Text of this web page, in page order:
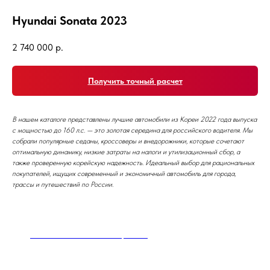
Hyundai Sonata 2023
2 740 000 р.
Получить точный расчет
В нашем каталоге представлены лучшие автомобили из Кореи 2022 года выпуска
с мощностью до 160 л.с. — это золотая середина для российского водителя. Мы
собрали популярные седаны, кроссоверы и внедорожники, которые сочетают
оптимальную динамику, низкие затраты на налоги и утилизационный сбор, а
также проверенную корейскую надежность. Идеальный выбор для рациональных
покупателей, ищущих современный и экономичный автомобиль для города,
трассы и путешествий по России.